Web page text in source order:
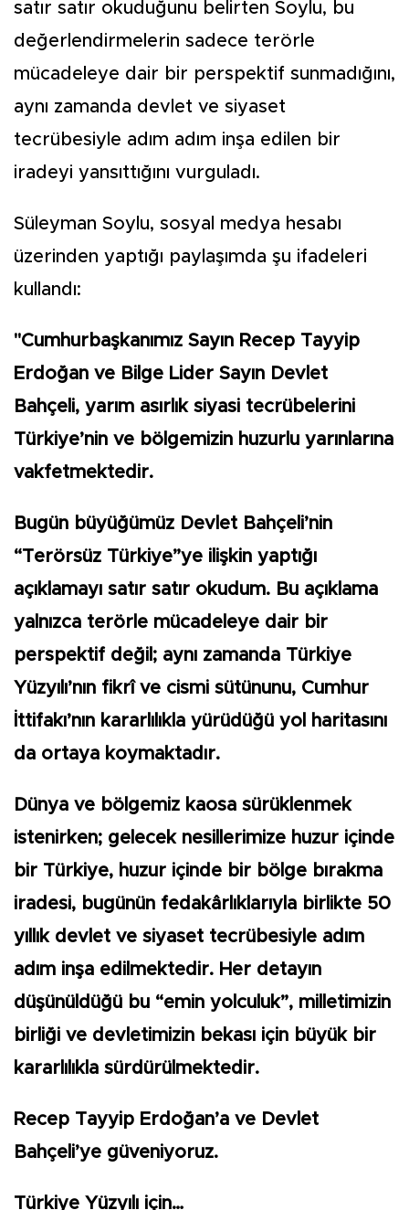
satır satır okuduğunu belirten Soylu, bu
değerlendirmelerin sadece terörle
mücadeleye dair bir perspektif sunmadığını,
aynı zamanda devlet ve siyaset
tecrübesiyle adım adım inşa edilen bir
iradeyi yansıttığını vurguladı.
Süleyman Soylu, sosyal medya hesabı
üzerinden yaptığı paylaşımda şu ifadeleri
kullandı:
"Cumhurbaşkanımız Sayın Recep Tayyip
Erdoğan ve Bilge Lider Sayın Devlet
Bahçeli, yarım asırlık siyasi tecrübelerini
Türkiye’nin ve bölgemizin huzurlu yarınlarına
vakfetmektedir.
Bugün büyüğümüz Devlet Bahçeli’nin
“Terörsüz Türkiye”ye ilişkin yaptığı
açıklamayı satır satır okudum. Bu açıklama
yalnızca terörle mücadeleye dair bir
perspektif değil; aynı zamanda Türkiye
Yüzyılı’nın fikrî ve cismi sütünunu, Cumhur
İttifakı’nın kararlılıkla yürüdüğü yol haritasını
da ortaya koymaktadır.
Dünya ve bölgemiz kaosa sürüklenmek
istenirken; gelecek nesillerimize huzur içinde
bir Türkiye, huzur içinde bir bölge bırakma
iradesi, bugünün fedakârlıklarıyla birlikte 50
yıllık devlet ve siyaset tecrübesiyle adım
adım inşa edilmektedir. Her detayın
düşünüldüğü bu “emin yolculuk”, milletimizin
birliği ve devletimizin bekası için büyük bir
kararlılıkla sürdürülmektedir.
Recep Tayyip Erdoğan’a ve Devlet
Bahçeli’ye güveniyoruz.
Türkiye Yüzyılı için…